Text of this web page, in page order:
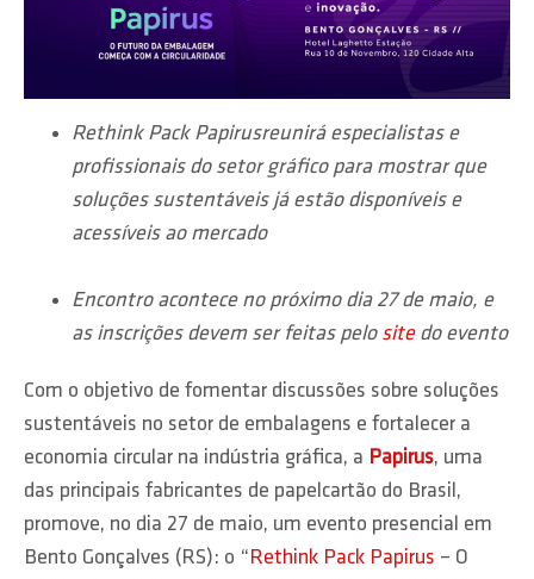
Rethink Pack Papirusreunirá especialistas e
profissionais do setor gráfico para mostrar que
soluções sustentáveis já estão disponíveis e
acessíveis ao mercado
Encontro acontece no próximo dia 27 de maio, e
as inscrições devem ser feitas pelo sitedo evento
Com o objetivo de fomentar discussões sobre soluções
sustentáveis no setor de embalagens e fortalecer a
economia circular na indústria gráfica, a Papirus, uma
das principais fabricantes de papelcartão do Brasil,
promove, no dia 27 de maio, um evento presencial em
Bento Gonçalves (RS): o “Rethink Pack Papirus – O